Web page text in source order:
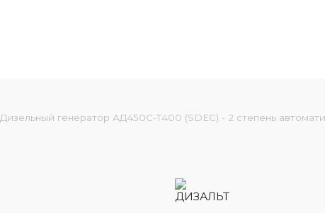
Дизельный генератор АД450С-Т400 (SDEC) - 2 степень